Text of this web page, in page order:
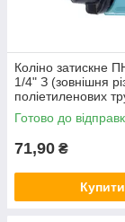
Коліно затискне
1/4" З (зовнішня
поліетиленових
SantehPlast Україна
Готово до
71,90 ₴
Купити